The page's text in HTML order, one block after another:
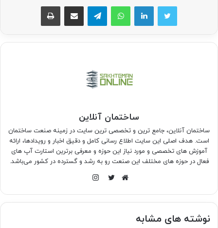
واتس آپ تلگرام اشتراک گذاری از طریق ایمیل چاپ
ساختمان آنلاین
ساختمان آنلاین، جامع ترین و تخصصی ترین سایت در زمینه صنعت ساختمان
است. هدف اصلی این سایت اطلاع رسانی کامل و دقیق اخبار و رویدادها، ارائه
آموزش های تخصصی و مورد نیاز این حوزه و معرفی برترین استارت آپ های
فعال در حوزه های مختلف این صنعت رو به رشد و گسترده در کشور می‌باشد.
نوشته های مشابه